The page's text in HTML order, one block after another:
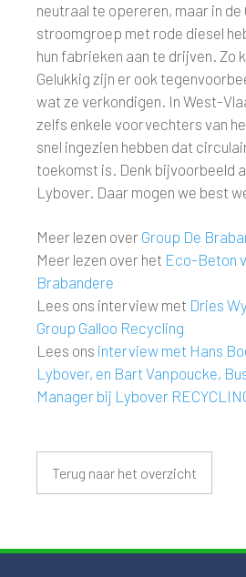
neutraal te opereren, maar in
stroomgroep met rode diesel
hun fabrieken aan te drijven. Zo
Gelukkig zijn er ook
wat ze verkondigen. In West-
zelfs enkele voorvechters van
snel ingezien hebben dat
toekomst is. Denk bijvoorbeeld
Lybover. Daar mogen we best
Meer lezen over Group De
Meer lezen over het Eco-Beton
Brabandere
Lees ons interview met Dries
Group Galloo Recycling
Lees ons interview met Hans
Lybover, en Bart Vanpoucke,
Manager bij Lybover
Terug naar het overzicht